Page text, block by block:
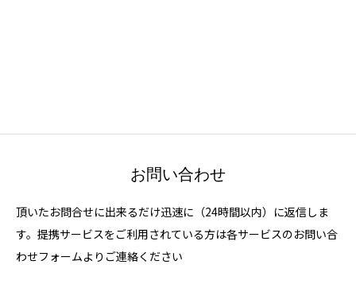
お問い合わせ
頂いたお問合せに出来るだけ迅速に（24時間以内）に返信しま
す。提携サービスをご利用されている方は各サービスのお問い合
わせフォームよりご連絡ください